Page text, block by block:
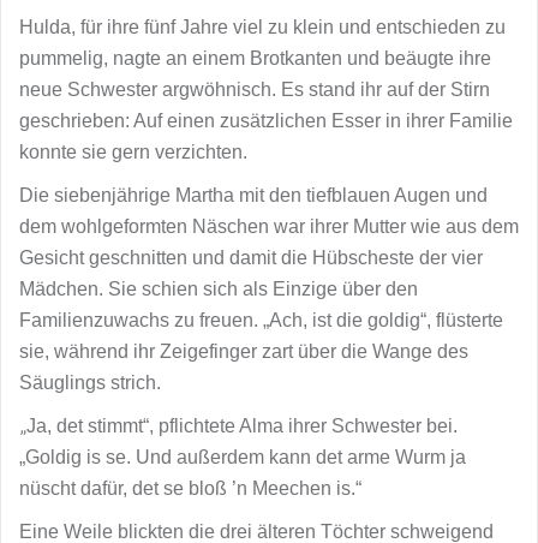
Hulda, für ihre fünf Jahre viel zu klein und entschieden zu
pummelig, nagte an einem Brotkanten und beäugte ihre
neue Schwester argwöhnisch. Es stand ihr auf der Stirn
geschrieben: Auf einen zusätzlichen Esser in ihrer Familie
konnte sie gern verzichten.
Die siebenjährige Martha mit den tiefblauen Augen und
dem wohlgeformten Näschen war ihrer Mutter wie aus dem
Gesicht geschnitten und damit die Hübscheste der vier
Mädchen. Sie schien sich als Einzige über den
Familienzuwachs zu freuen. „Ach, ist die goldig“, flüsterte
sie, während ihr Zeigefinger zart über die Wange des
Säuglings strich.
„Ja, det stimmt“, pflichtete Alma ihrer Schwester bei.
„Goldig is se. Und außerdem kann det arme Wurm ja
nüscht dafür, det se bloß ’n Meechen is.“
Eine Weile blickten die drei älteren Töchter schweigend